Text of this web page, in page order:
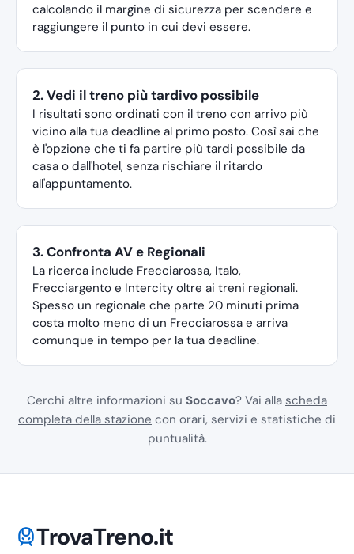
calcolando il margine di sicurezza per scendere e
raggiungere il punto in cui devi essere.
2. Vedi il treno più tardivo possibile
I risultati sono ordinati con il treno con arrivo più
vicino alla tua deadline al primo posto. Così sai che
è l'opzione che ti fa partire più tardi possibile da
casa o dall'hotel, senza rischiare il ritardo
all'appuntamento.
3. Confronta AV e Regionali
La ricerca include Frecciarossa, Italo,
Frecciargento e Intercity oltre ai treni regionali.
Spesso un regionale che parte 20 minuti prima
costa molto meno di un Frecciarossa e arriva
comunque in tempo per la tua deadline.
Cerchi altre informazioni su Soccavo? Vai alla scheda
completa della stazione con orari, servizi e statistiche di
puntualità.
TrovaTreno.it